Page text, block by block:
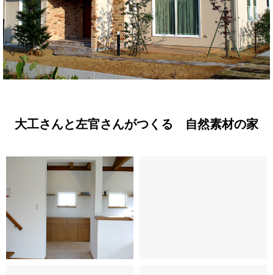
大工さんと左官さんがつくる 自然素材の家